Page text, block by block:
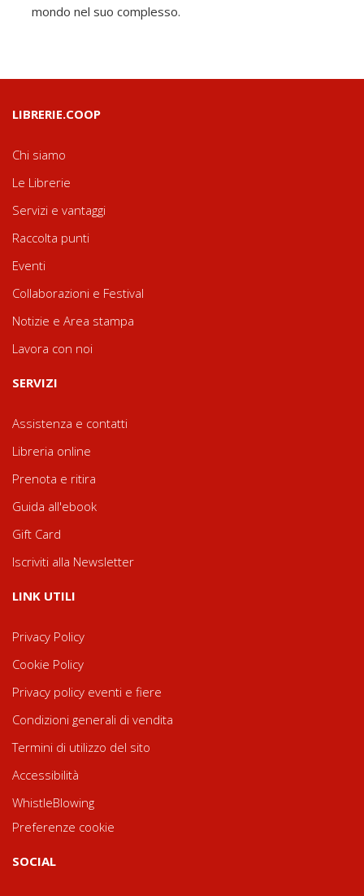
mondo nel suo complesso.
LIBRERIE.COOP
Chi siamo
Le Librerie
Servizi e vantaggi
Raccolta punti
Eventi
Collaborazioni e Festival
Notizie e Area stampa
Lavora con noi
SERVIZI
Assistenza e contatti
Libreria online
Prenota e ritira
Guida all'ebook
Gift Card
Iscriviti alla Newsletter
LINK UTILI
Privacy Policy
Cookie Policy
Privacy policy eventi e fiere
Condizioni generali di vendita
Termini di utilizzo del sito
Accessibilità
WhistleBlowing
Preferenze cookie
SOCIAL